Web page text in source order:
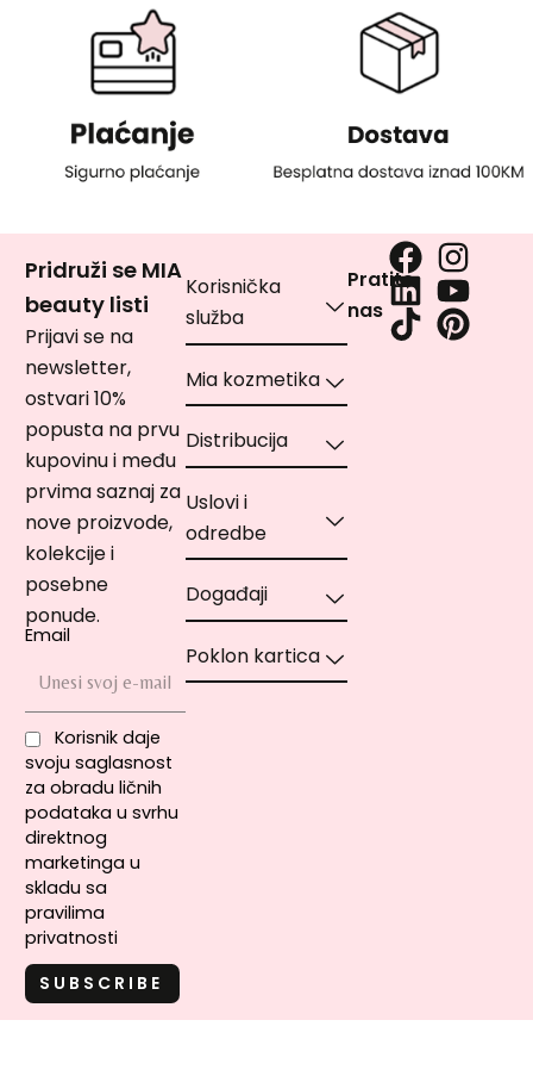
Pridruži se MIA
beauty listi
Prijavi se na
newsletter,
ostvari 10%
popusta na prvu
kupovinu i među
prvima saznaj za
nove proizvode,
kolekcije i
posebne
ponude.
Email
Korisnik daje
svoju saglasnost
za obradu ličnih
podataka u svrhu
direktnog
marketinga u
skladu sa
pravilima
privatnosti
Korisnička
služba
Mia kozmetika
Distribucija
Uslovi i
odredbe
Događaji
Poklon kartica
Pratite
nas